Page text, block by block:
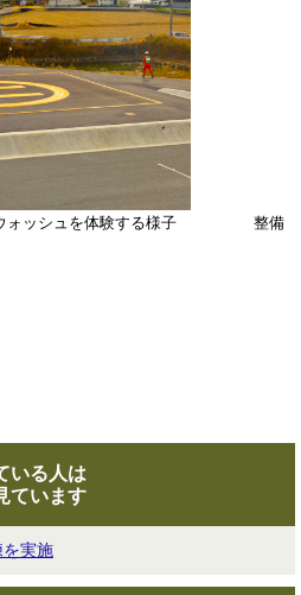
ウォッシュを体験する様子 整備
いる人は
ています
実施